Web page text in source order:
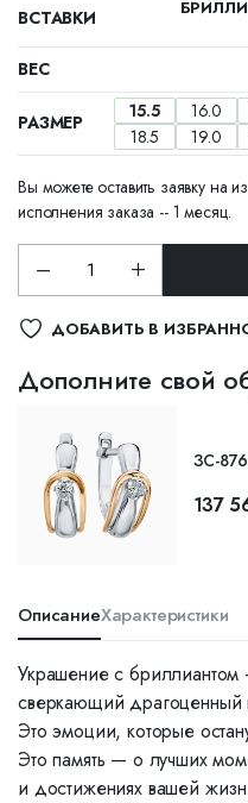
ВСТАВКИ
ВЕС
РАЗМЕР 15.5 16.0
18.5
19.0
Вы можете оставить заявку на
исполнения заказа -- 1 месяц.
ДОБАВИТЬ В
Дополните свой
ЗС-
137
ОписаниеХарактеристики
Украшение с
сверкающий драгоценный
Это эмоции, которые
Это память — о лучших
и достижениях вашей